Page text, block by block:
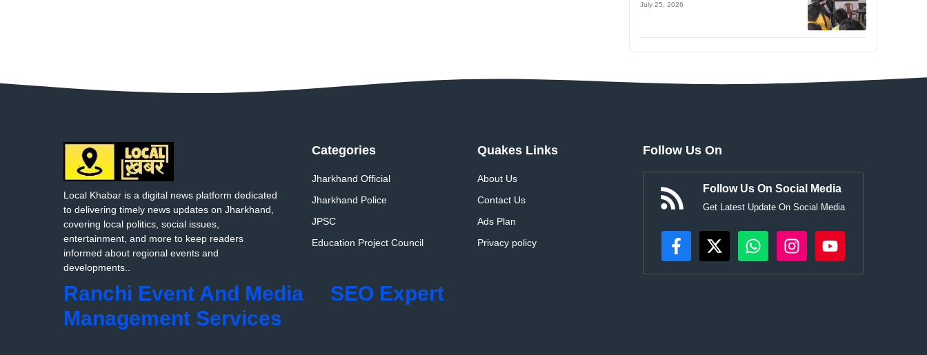
July 25, 2026
Local Khabar is a digital news platform dedicated
to delivering timely news updates on Jharkhand,
covering local politics, social issues,
entertainment, and more to keep readers
informed about regional events and
developments..
Categories
Jharkhand Official
Jharkhand Police
JPSC
Education Project Council
Quakes Links
About Us
Contact Us
Ads Plan
Privacy policy
Follow Us On
Follow Us On Social Media
Get Latest Update On Social Media
Ranchi Event And Media
Management Services
SEO Expert